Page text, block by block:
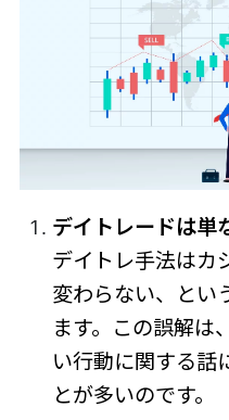
デイトレードは単
デイトレ手法はカ
変わらない、とい
ます。この誤解は
い行動に関する話
とが多いのです。